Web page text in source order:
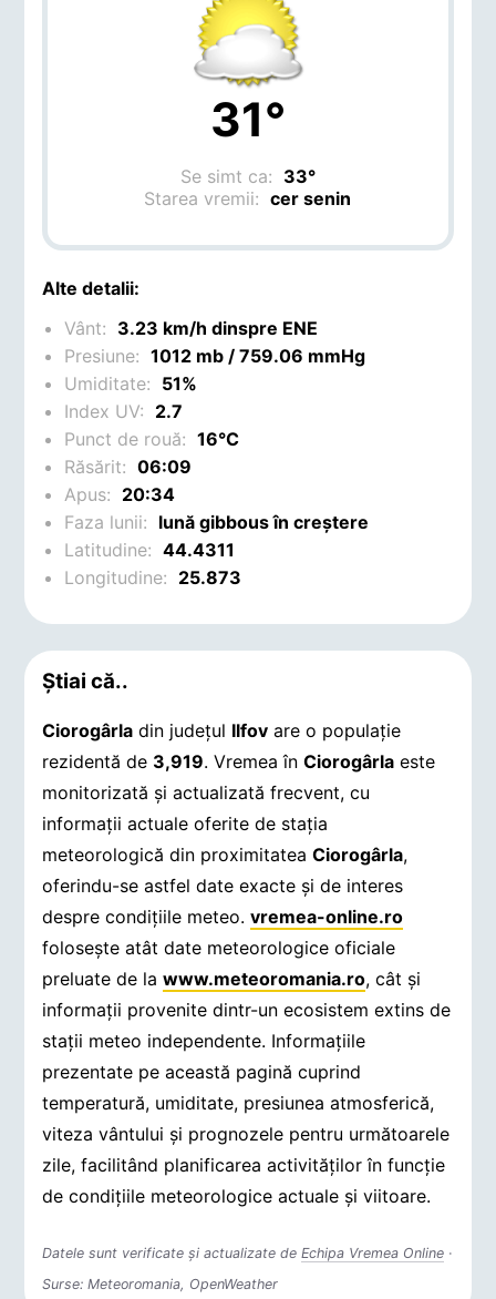
31°
Se simt ca: 33°
Starea vremii:cer senin
Alte detalii:
Vânt: 3.23 km/h dinspre ENE
Presiune:1012 mb / 759.06 mmHg
Umiditate: 51%
Index UV: 2.7
Punct de rouă:16°C
Răsărit:06:09
Apus: 20:34
Faza lunii: lună gibbous în creștere
Latitudine:44.4311
Longitudine: 25.873
Știai că..
Ciorogârla din județul Ilfov are o populație
rezidentă de 3,919. Vremea înCiorogârla este
monitorizată și actualizată frecvent, cu
informații actuale oferite de stația
meteorologică din proximitateaCiorogârla,
oferindu-se astfel date exacte și de interes
despre condițiile meteo.vremea-online.ro
folosește atât date meteorologice oficiale
preluate de lawww.meteoromania.ro, cât și
informații provenite dintr-un ecosistem extins de
stații meteo independente. Informațiile
prezentate pe această pagină cuprind
temperatură, umiditate, presiunea atmosferică,
viteza vântului și prognozele pentru următoarele
zile, facilitând planificarea activităților în funcție
de condițiile meteorologice actuale și viitoare.
Datele sunt verificate și actualizate deEchipa Vremea Online ·
Surse: Meteoromania, OpenWeather